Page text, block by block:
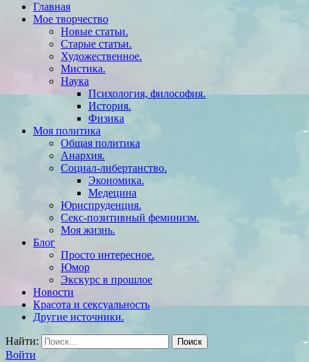
Главная
Мое творчество
Новые статьи.
Старые статьи.
Художественное.
Мистика.
Наука
Психология, философия.
История.
Физика
Моя политика
Общая политика
Анархия.
Социал-либертанство.
Экономика.
Медецина
Юриспруденция.
Секс-позитивный феминизм.
Моя жизнь.
Блог
Просто интересное.
Юмор
Экскурс в прошлое
Новости
Красота и сексуальность
Другие источники.
Найти:
Войти